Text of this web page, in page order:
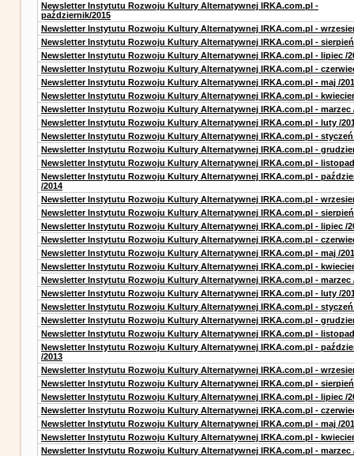
Newsletter Instytutu Rozwoju Kultury Alternatywnej IRKA.com.pl -
październik/2015
Newsletter Instytutu Rozwoju Kultury Alternatywnej IRKA.com.pl -
Newsletter Instytutu Rozwoju Kultury Alternatywnej IRKA.com.pl -
Newsletter Instytutu Rozwoju Kultury Alternatywnej IRKA.com.pl - lipiec /
Newsletter Instytutu Rozwoju Kultury Alternatywnej IRKA.com.pl -
Newsletter Instytutu Rozwoju Kultury Alternatywnej IRKA.com.pl - maj /
Newsletter Instytutu Rozwoju Kultury Alternatywnej IRKA.com.pl -
Newsletter Instytutu Rozwoju Kultury Alternatywnej IRKA.com.pl - marzec
Newsletter Instytutu Rozwoju Kultury Alternatywnej IRKA.com.pl - luty /
Newsletter Instytutu Rozwoju Kultury Alternatywnej IRKA.com.pl - styczeń
Newsletter Instytutu Rozwoju Kultury Alternatywnej IRKA.com.pl -
Newsletter Instytutu Rozwoju Kultury Alternatywnej IRKA.com.pl - listopad
Newsletter Instytutu Rozwoju Kultury Alternatywnej IRKA.com.pl -
/2014
Newsletter Instytutu Rozwoju Kultury Alternatywnej IRKA.com.pl -
Newsletter Instytutu Rozwoju Kultury Alternatywnej IRKA.com.pl - sierpień
Newsletter Instytutu Rozwoju Kultury Alternatywnej IRKA.com.pl - lipiec /
Newsletter Instytutu Rozwoju Kultury Alternatywnej IRKA.com.pl -
Newsletter Instytutu Rozwoju Kultury Alternatywnej IRKA.com.pl - maj /
Newsletter Instytutu Rozwoju Kultury Alternatywnej IRKA.com.pl -
Newsletter Instytutu Rozwoju Kultury Alternatywnej IRKA.com.pl - marzec
Newsletter Instytutu Rozwoju Kultury Alternatywnej IRKA.com.pl - luty /
Newsletter Instytutu Rozwoju Kultury Alternatywnej IRKA.com.pl - styczeń
Newsletter Instytutu Rozwoju Kultury Alternatywnej IRKA.com.pl -
Newsletter Instytutu Rozwoju Kultury Alternatywnej IRKA.com.pl - listopad
Newsletter Instytutu Rozwoju Kultury Alternatywnej IRKA.com.pl -
/2013
Newsletter Instytutu Rozwoju Kultury Alternatywnej IRKA.com.pl -
Newsletter Instytutu Rozwoju Kultury Alternatywnej IRKA.com.pl - sierpień
Newsletter Instytutu Rozwoju Kultury Alternatywnej IRKA.com.pl - lipiec /
Newsletter Instytutu Rozwoju Kultury Alternatywnej IRKA.com.pl -
Newsletter Instytutu Rozwoju Kultury Alternatywnej IRKA.com.pl - maj /
Newsletter Instytutu Rozwoju Kultury Alternatywnej IRKA.com.pl -
Newsletter Instytutu Rozwoju Kultury Alternatywnej IRKA.com.pl - marzec